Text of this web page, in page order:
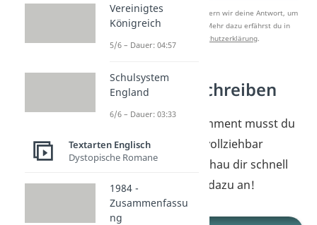
Nach Beantwortung speichern wir deine Antwort, um
Studyflix zu verbessern. Mehr dazu erfährst du in
Datenschutzerklärung.
Comment schreiben
Auch in einem Comment musst du
sinnvoll und nachvollziehbar
argumentieren. Schau dir schnell
noch unser
dazu an!
Vereinigtes
Königreich
5/6 – Dauer: 04:57
Schulsystem
England
6/6 – Dauer: 03:33
Textarten Englisch
Dystopische Romane
1984 -
Zusammenfassu
ng